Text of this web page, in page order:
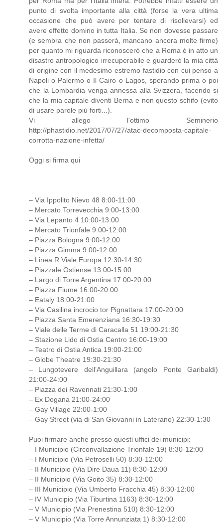
punto di svolta importante alla città (forse la vera ultima
occasione che può avere per tentare di risollevarsi) ed
avere effetto domino in tutta Italia. Se non dovesse passare
(e sembra che non passerà, mancano ancora molte firme)
per quanto mi riguarda riconoscerò che a Roma è in atto un
disastro antropologico irrecuperabile e guarderò la mia città
di origine con il medesimo estremo fastidio con cui penso a
Napoli o Palermo o Il Cairo o Lagos, sperando prima o poi
che la Lombardia venga annessa alla Svizzera, facendo si
che la mia capitale diventi Berna e non questo schifo (evito
di usare parole più forti...).
Vi allego l'ottimo Seminerio
http://phastidio.net/2017/07/27/atac-decomposta-capitale-
corrotta-nazione-infetta/
Oggi si firma qui
– Via Ippolito Nievo 48 8:00-11:00
– Mercato Torrevecchia 9:00-13:00
– Via Lepanto 4 10:00-13:00
– Mercato Trionfale 9:00-12:00
– Piazza Bologna 9:00-12:00
– Piazza Gimma 9:00-12:00
– Linea R Viale Europa 12:30-14:30
– Piazzale Ostiense 13:00-15:00
– Largo di Torre Argentina 17:00-20:00
– Piazza Fiume 16:00-20:00
– Eataly 18:00-21:00
– Via Casilina incrocio tor Pignattara 17:00-20:00
– Piazza Santa Emerenziana 16:30-19:30
– Viale delle Terme di Caracalla 51 19:00-21:30
– Stazione Lido di Ostia Centro 16:00-19:00
– Teatro di Ostia Antica 19:00-21:00
– Globe Theatre 19:30-21:30
– Lungotevere dell’Anguillara (angolo Ponte Garibaldi)
21:00-24:00
– Piazza dei Ravennati 21:30-1:00
– Ex Dogana 21:00-24:00
– Gay Village 22:00-1:00
– Gay Street (via di San Giovanni in Laterano) 22:30-1:30
Puoi firmare anche presso questi uffici dei municipi:
– I Municipio (Circonvallazione Trionfale 19) 8:30-12:00
– I Municipio (Via Petroselli 50) 8:30-12:00
– II Municipio (Via Dire Daua 11) 8:30-12:00
– II Municipio (Via Goito 35) 8:30-12:00
– III Municipio (Via Umberto Fracchia 45) 8:30-12:00
– IV Municipio (Via Tiburtina 1163) 8:30-12:00
– V Municipio (Via Prenestina 510) 8:30-12:00
– V Municipio (Via Torre Annunziata 1) 8:30-12:00